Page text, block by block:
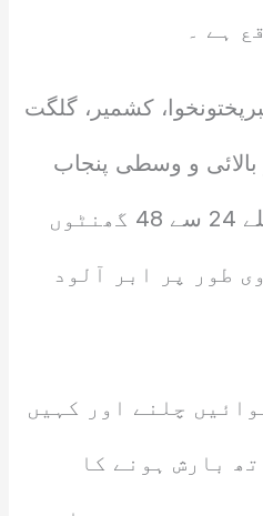
ہے ۔
کشمیر، گلگت
بالائی و وسطی پنجاب
کے متعدد اضلاع میں اگلے 24 سے 48 گھنٹوں
طور پر ابر آلود
چلنے اور کہیں
بارش ہونے کا